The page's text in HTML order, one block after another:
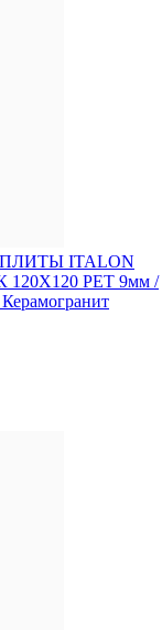
ITALON
РЕТ 9мм /